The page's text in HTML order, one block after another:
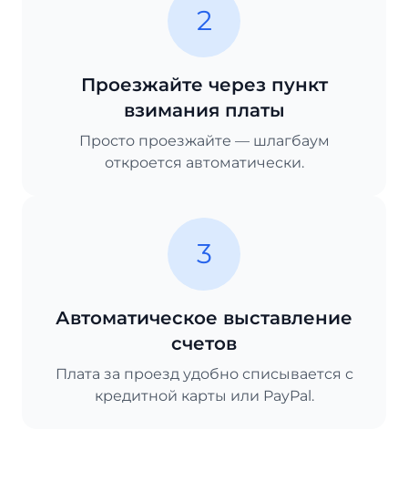
2
Проезжайте через пункт
взимания платы
Просто проезжайте — шлагбаум
откроется автоматически.
3
Автоматическое выставление
счетов
Плата за проезд удобно списывается с
кредитной карты или PayPal.